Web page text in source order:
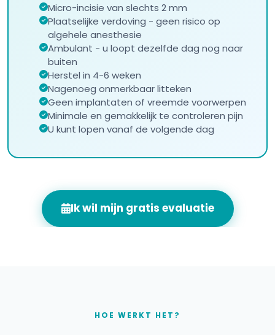
Micro-incisie van slechts 2 mm
Plaatselijke verdoving - geen risico op
algehele anesthesie
Ambulant - u loopt dezelfde dag nog naar
buiten
Herstel in 4-6 weken
Nagenoeg onmerkbaar litteken
Geen implantaten of vreemde voorwerpen
Minimale en gemakkelijk te controleren pijn
U kunt lopen vanaf de volgende dag
Ik wil mijn gratis evaluatie
HOE WERKT HET?